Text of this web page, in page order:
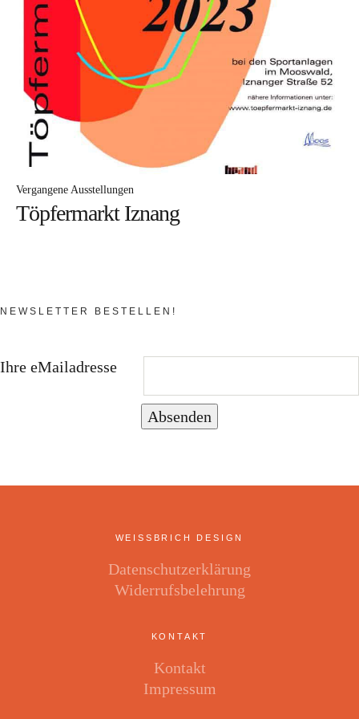
Workshop für den besonderen Anlass
Ausstellungen
Ausstellungs- und Markttermine 2026
Vergangene Ausstellungen
Aktuelles
Im Atelier
Sabine Weissbrich
Aperol Spritz in Weissbrich Porzellan
Vergangene Ausstellungen
Töpfermarkt Iznang
NEWSLETTER BESTELLEN!
Ihre eMailadresse
Absenden
WEISSBRICH DESIGN
Datenschutzerklärung
Widerrufsbelehrung
KONTAKT
Kontakt
Impressum